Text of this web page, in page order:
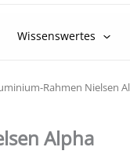
Wissenswertes
Rahmen Nielsen
Alpha